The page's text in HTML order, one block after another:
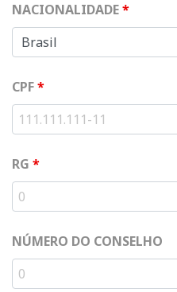
NACIONALIDADE*
CPF*
RG *
NÚMERO DO CONSELHO